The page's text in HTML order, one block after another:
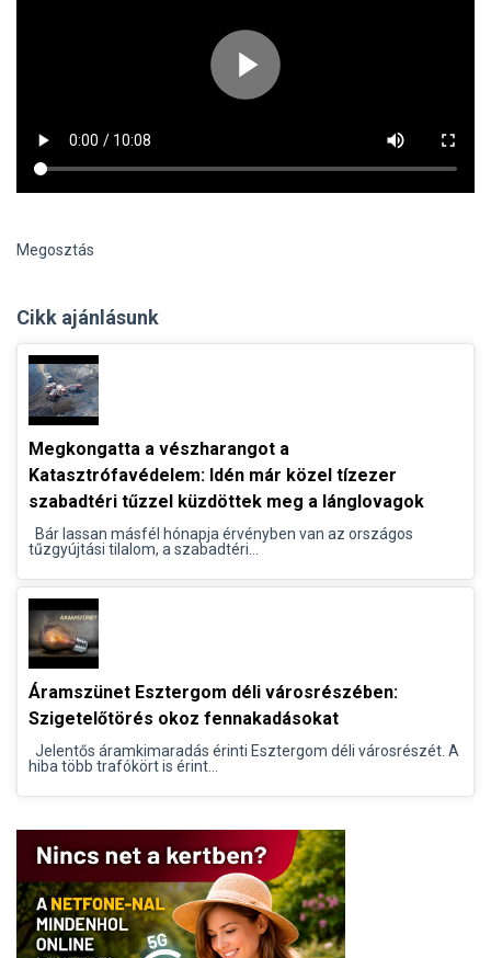
Megosztás
Cikk ajánlásunk
Megkongatta a vészharangot a
Katasztrófavédelem: Idén már közel tízezer
szabadtéri tűzzel küzdöttek meg a lánglovagok
Bár lassan másfél hónapja érvényben van az országos
tűzgyújtási tilalom, a szabadtéri...
Áramszünet Esztergom déli városrészében:
Szigetelőtörés okoz fennakadásokat
Jelentős áramkimaradás érinti Esztergom déli városrészét. A
hiba több trafókört is érint...